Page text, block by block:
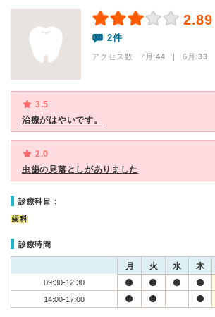
2.89
2件
アクセス数 7月:44 | 6月:33
3.5
治療がはやいです。
2.0
虫歯の見落としがありました
診療科目：
歯科
診療時間
月 火 水 木
09:30-12:30
14:00-17:00